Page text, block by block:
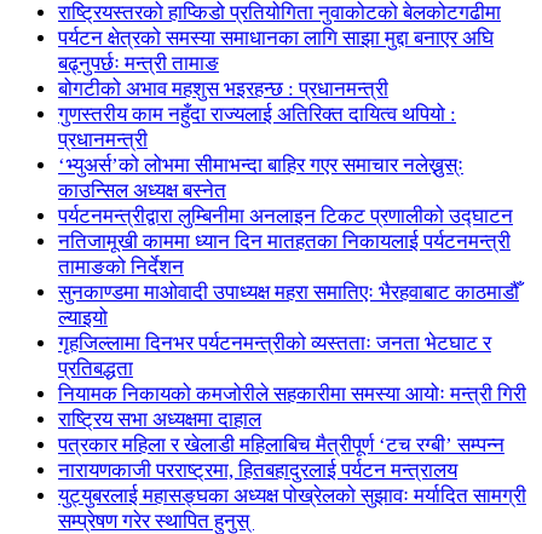
राष्ट्रियस्तरको हाप्किडो प्रतियोगिता नुवाकोटको बेलकोटगढीमा
पर्यटन क्षेत्रको समस्या समाधानका लागि साझा मुद्दा बनाएर अघि
बढ्नुपर्छः मन्त्री तामाङ
बोगटीको अभाव महशुस भइरहन्छ : प्रधानमन्त्री
गुणस्तरीय काम नहुँदा राज्यलाई अतिरिक्त दायित्व थपियो :
प्रधानमन्त्री
‘भ्युअर्स’को लोभमा सीमाभन्दा बाहिर गएर समाचार नलेख्नुस्ः
काउन्सिल अध्यक्ष बस्नेत
पर्यटनमन्त्रीद्वारा लुम्बिनीमा अनलाइन टिकट प्रणालीको उद्घाटन
नतिजामूखी काममा ध्यान दिन मातहतका निकायलाई पर्यटनमन्त्री
तामाङको निर्देशन
सुनकाण्डमा मा‌ओवादी उपाध्यक्ष महरा समातिएः भैरहवाबाट काठमाडौँ
ल्याइयो
गृहजिल्लामा दिनभर पर्यटनमन्त्रीको व्यस्तताः जनता भेटघाट र
प्रतिबद्धता
नियामक निकायको कमजोरीले सहकारीमा समस्या आयोः मन्त्री गिरी
राष्ट्रिय सभा अध्यक्षमा दाहाल
पत्रकार महिला र खेलाडी महिलाबिच मैत्रीपूर्ण ‘टच रग्बी’ सम्पन्न
नारायणकाजी परराष्ट्रमा, हितबहादुरलाई पर्यटन मन्त्रालय
युट्युबरलाई महासङ्घका अध्यक्ष पोख्रेलको सुझावः मर्यादित सामग्री
सम्प्रेषण गरेर स्थापित हुनुस्